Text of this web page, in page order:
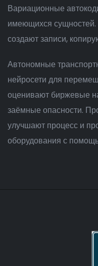
Вариационные
имеющихся сущностей.
создают записи,
Автономные
нейросети для
оценивают биржевые
заёмные опасности.
улучшают процесс и
оборудования с